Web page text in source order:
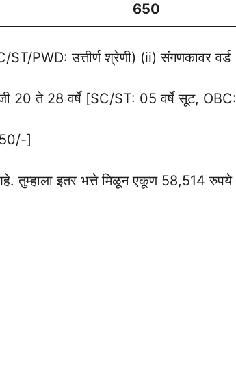
650
PWD: उत्तीर्ण श्रेणी) (ii) संगणकावर वर्ड
20 ते 28 वर्षे [SC/ST: 05 वर्षे सूट, OBC:
]
तुम्हाला इतर भत्ते मिळून एकूण 58,514 रुपये